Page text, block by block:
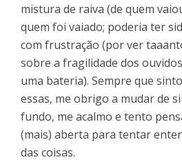
mistura de raiva (de quem
quem foi vaiado; poderia ter
com frustração (por ver
sobre a fragilidade dos
uma bateria). Sempre que
essas, me obrigo a mudar de
fundo, me acalmo e tento
(mais) aberta para tentar
das coisas.